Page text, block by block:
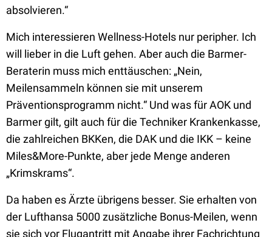
absolvieren.“
Mich interessieren Wellness-Hotels nur peripher. Ich
will lieber in die Luft gehen. Aber auch die Barmer-
Beraterin muss mich enttäuschen: „Nein,
Meilensammeln können sie mit unserem
Präventionsprogramm nicht.“ Und was für AOK und
Barmer gilt, gilt auch für die Techniker Krankenkasse,
die zahlreichen BKKen, die DAK und die IKK – keine
Miles&More-Punkte, aber jede Menge anderen
„Krimskrams“.
Da haben es Ärzte übrigens besser. Sie erhalten von
der Lufthansa 5000 zusätzliche Bonus-Meilen, wenn
sie sich vor Flugantritt mit Angabe ihrer Fachrichtung